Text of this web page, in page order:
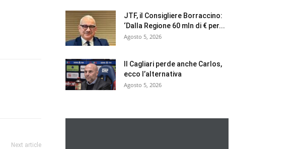
Next article
JTF, il Consigliere Borraccino:
‘Dalla Regione 60 mln di € per...
Agosto 5, 2026
Il Cagliari perde anche Carlos,
ecco l’alternativa
Agosto 5, 2026